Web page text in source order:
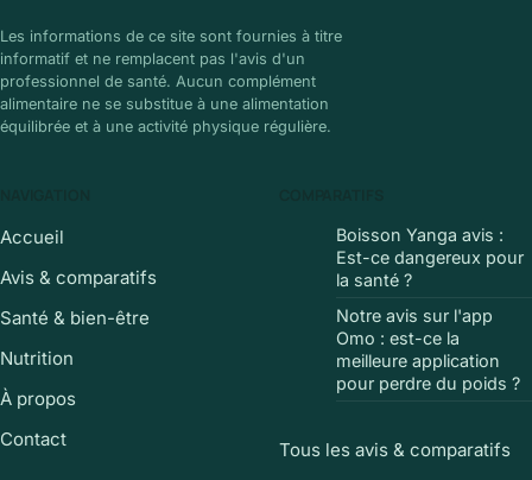
Les informations de ce site sont fournies à titre
informatif et ne remplacent pas l'avis d'un
professionnel de santé. Aucun complément
alimentaire ne se substitue à une alimentation
équilibrée et à une activité physique régulière.
Accueil
Avis & comparatifs
Santé & bien-être
Nutrition
À propos
Contact
Boisson Yanga avis :
Est-ce dangereux pour
la santé ?
Notre avis sur l'app
Omo : est-ce la
meilleure application
pour perdre du poids ?
Tous les avis & comparatifs